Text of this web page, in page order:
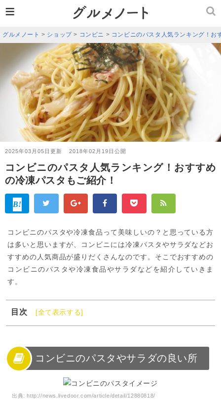
グルメノート > ショップ > コンビニ > コンビニのパスタ人気ランキング！お
2025年03月05日更新 2018年02月19日公開
コンビニのパスタ人気ランキング！おすすめ
の冷凍パスタもご紹介！
コンビニのパスタや冷凍食品って美味しいの？と思っている方
は多いと思いますが、コンビニには冷凍パスタやサラダなどお
すすめの人気商品が盛りだくさんなのです。そこでおすすめの
コンビニのパスタや冷凍食品やサラダなどを紹介していきま
す。
目次
[全て表示する]
1
コンビニのパスタやサラダの良い所
3
セブンイレブンコンビニパスタランキング第3位「バジル
香る！ジェノバ風パスタ」
セブンイレブンコンビニパスタランキング第2位「つぶつ
ぶ明太子のクリームパスタ」
コンビニのパスタやサラダの良い所
出典:http://news.livedoor.com/article/detail/12880818/
≡